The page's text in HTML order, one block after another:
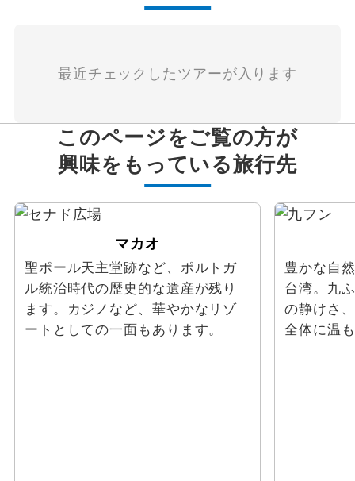
最近チェックしたツアーが入ります
このページをご覧の方が
興味をもっている旅行先
マカオ
聖ポール天主堂跡など、ポルトガ
ル統治時代の歴史的な遺産が残り
ます。カジノなど、華やかなリゾ
ートとしての一面もあります。
豊かな自
台湾。九
の静けさ
全体に温